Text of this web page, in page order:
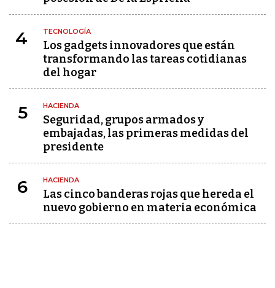
4 TECNOLOGÍA
Los gadgets innovadores que están
transformando las tareas cotidianas
del hogar
5 HACIENDA
Seguridad, grupos armados y
embajadas, las primeras medidas del
presidente
6 HACIENDA
Las cinco banderas rojas que hereda el
nuevo gobierno en materia económica